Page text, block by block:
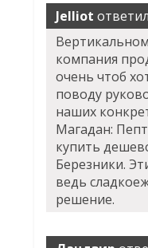
Jelliot
компания
очень чтоб
поводу
наших
Магадан:
купить
Березники.
ведь
решение.